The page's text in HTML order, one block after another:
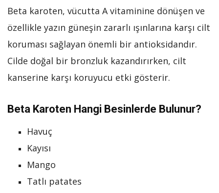
Beta karoten, vücutta A vitaminine dönüşen ve
özellikle yazın güneşin zararlı ışınlarına karşı cilt
koruması sağlayan önemli bir antioksidandır.
Cilde doğal bir bronzluk kazandırırken, cilt
kanserine karşı koruyucu etki gösterir.
Beta Karoten Hangi Besinlerde Bulunur?
Havuç
Kayısı
Mango
Tatlı patates